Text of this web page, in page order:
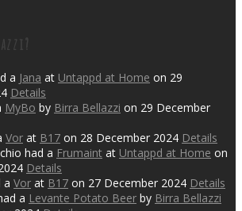
a Jana at Untappd at Home on 29
Details
MyBo by Birra Bellazzi on 29 December
Vor at B17 on 28 December 2024 Details
had a Frumaint at Untappd at Home on
Details
a Vor at B17 on 27 December 2024 Details
a Levante Potato Beer by Birra Bellazzi